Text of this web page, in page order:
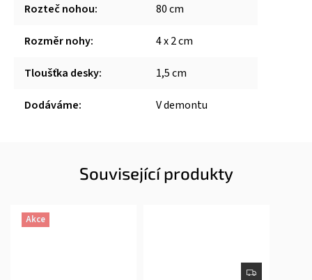
Rozteč nohou: 80 cm
Rozměr nohy: 4 x 2 cm
Tloušťka desky: 1,5 cm
Dodáváme: V demontu
Související produkty
Akce